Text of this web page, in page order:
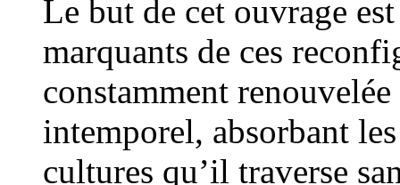
Le but de cet ouvrage
marquants de ces
constamment
intemporel, absorbant
cultures qu’il traverse